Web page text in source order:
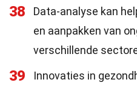
38
Data-analyse kan
en aanpakken van
verschillende
39
Innovaties in